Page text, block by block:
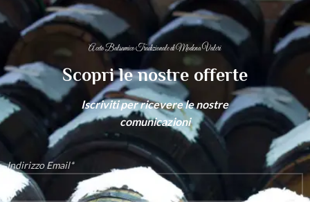
Aceto Balsamico Tradizionale di Modena Valeri
Scopri le nostre offerte
Iscriviti per ricevere le nostre
comunicazioni
Indirizzo Email*